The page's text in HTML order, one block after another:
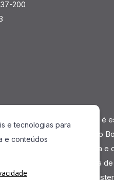
200
Arla Denox 22 – A ROBIEL
para Sensor Pressão
22, garantindo eficiência
22, mantendo seu sistema
a pressão do
e tecnologias para
e conteúdos